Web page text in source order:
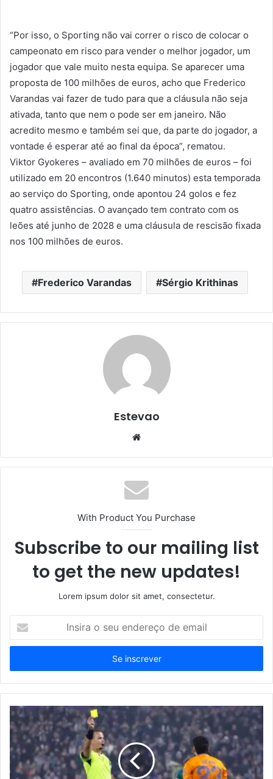
“Por isso, o Sporting não vai correr o risco de colocar o
campeonato em risco para vender o melhor jogador, um
jogador que vale muito nesta equipa. Se aparecer uma
proposta de 100 milhões de euros, acho que Frederico
Varandas vai fazer de tudo para que a cláusula não seja
ativada, tanto que nem o pode ser em janeiro. Não
acredito mesmo e também sei que, da parte do jogador, a
vontade é esperar até ao final da época”, rematou.
Viktor Gyokeres – avaliado em 70 milhões de euros – foi
utilizado em 20 encontros (1.640 minutos) esta temporada
ao serviço do Sporting, onde apontou 24 golos e fez
quatro assistências. O avançado tem contrato com os
leões até junho de 2028 e uma cláusula de rescisão fixada
nos 100 milhões de euros.
Frederico Varandas Sérgio Krithinas
Estevao
Website
With Product You Purchase
Subscribe to our mailing list
to get the new updates!
Lorem ipsum dolor sit amet, consectetur.
seu
de
email